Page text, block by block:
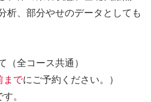
析、部分やせのデータとしても
（全コース共通）
までにご予約ください。）
。